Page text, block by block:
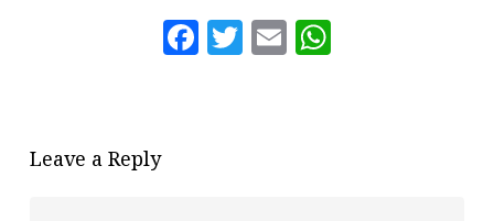
Facebook
Twitter
Email
Leave a Reply